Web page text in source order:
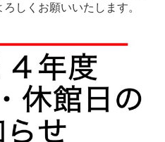
しくお願いいたします。